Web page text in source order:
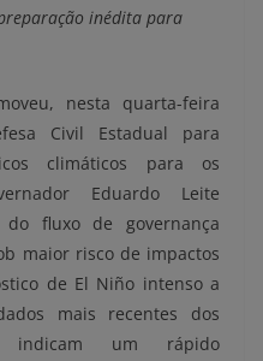
inédita para
nesta quarta-feira
Civil Estadual para
climáticos para os
Eduardo Leite
fluxo de governança
maior risco de impactos
de El Niño intenso a
mais recentes dos
indicam um rápido